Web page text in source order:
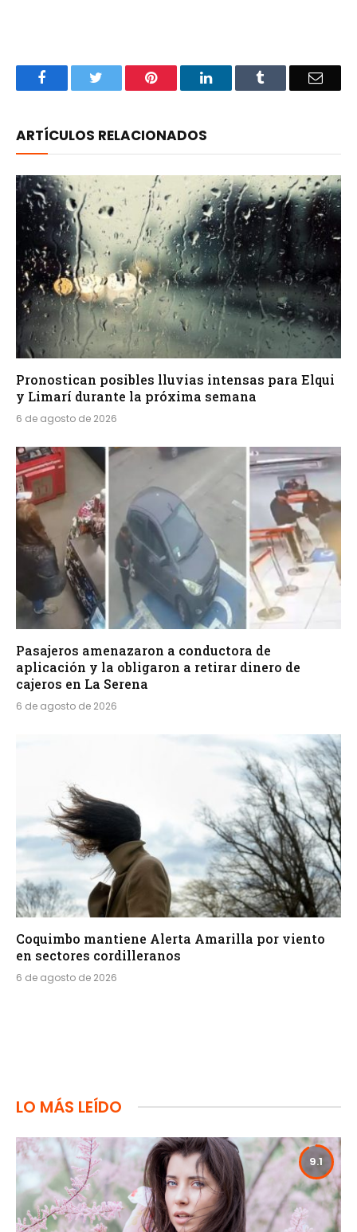
Facebook Pinterest LinkedIn Email
ARTÍCULOS RELACIONADOS
Pronostican posibles lluvias intensas para Elqui
y Limarí durante la próxima semana
6 de agosto de 2026
Pasajeros amenazaron a conductora de
aplicación y la obligaron a retirar dinero de
cajeros en La Serena
6 de agosto de 2026
Coquimbo mantiene Alerta Amarilla por viento
en sectores cordilleranos
6 de agosto de 2026
LO MÁS LEÍDO
9.1